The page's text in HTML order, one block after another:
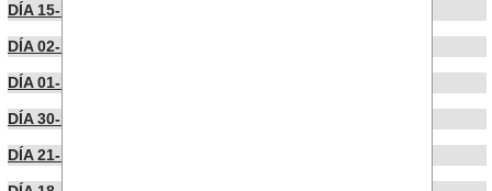
DÍA 15-12-2022
DÍA 02-12-2022
DÍA 01-12-2022
DÍA 30-11-2022
DÍA 21-11-2022